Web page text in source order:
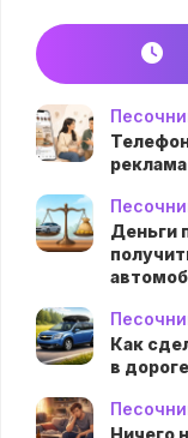
Деньги
Как
в дороге
Ничего